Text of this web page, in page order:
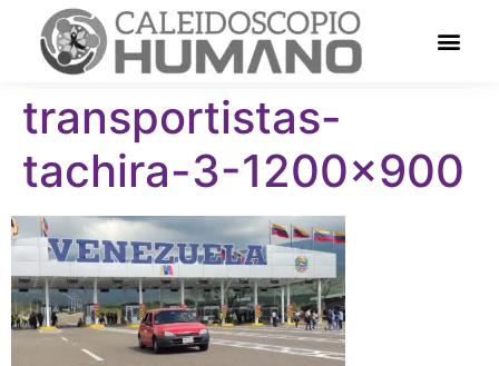
transportistas-
tachira-3-1200×900